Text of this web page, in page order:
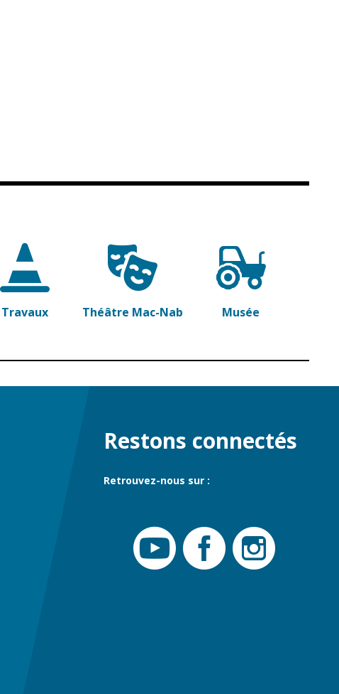
Travaux Théâtre Mac-Nab Musée
Restons connectés
Retrouvez-nous sur :